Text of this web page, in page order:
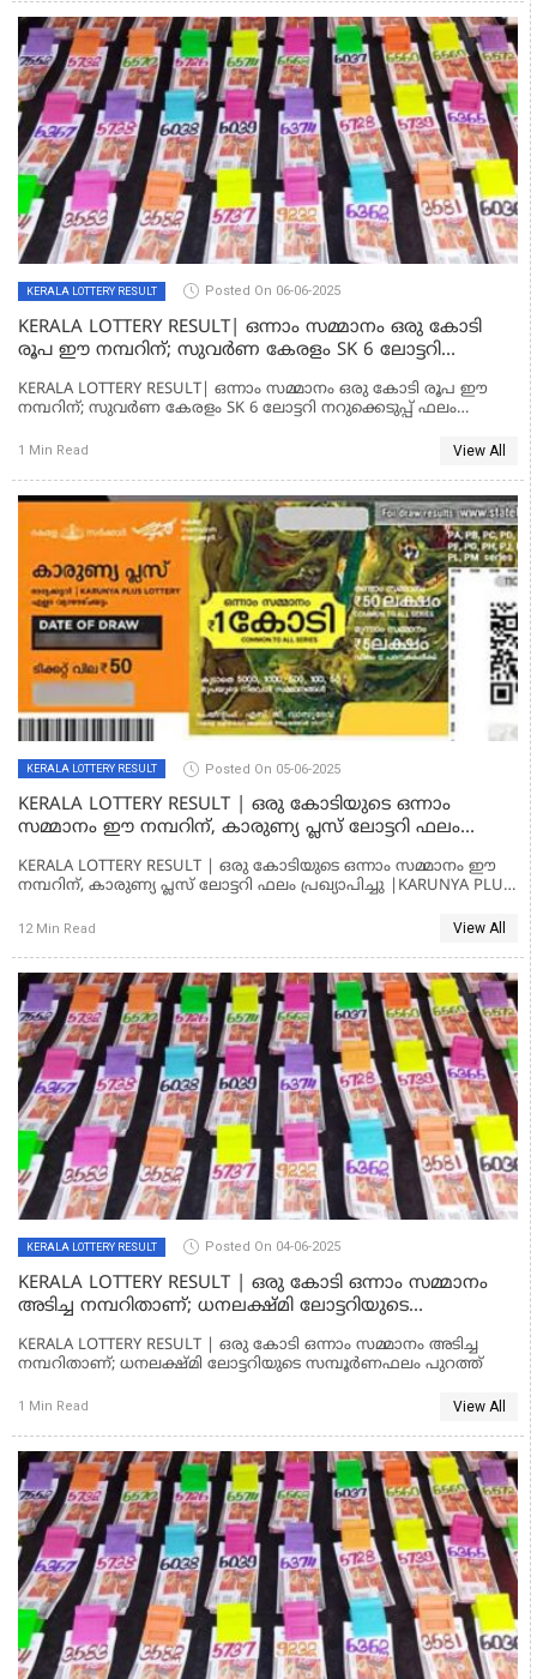
KERALA LOTTERY RESULT Posted On 06-06-2025
KERALA LOTTERY RESULT| ഒന്നാം സമ്മാനം ഒരു കോടി
രൂപ ഈ നമ്പറിന്; സുവർണ കേരളം SK 6 ലോട്ടറി
KERALA LOTTERY RESULT| ഒന്നാം സമ്മാനം ഒരു കോടി രൂപ ഈ
നമ്പറിന്; സുവർണ കേരളം SK 6 ലോട്ടറി നറുക്കെടുപ്പ് ഫലം
1 Min Read View All
KERALA LOTTERY RESULT Posted On 05-06-2025
KERALA LOTTERY RESULT | ഒരു കോടിയുടെ ഒന്നാം
സമ്മാനം ഈ നമ്പറിന്, കാരുണ്യ പ്ലസ് ലോട്ടറി ഫലം
KERALA LOTTERY RESULT | ഒരു കോടിയുടെ ഒന്നാം സമ്മാനം ഈ
നമ്പറിന്, കാരുണ്യ പ്ലസ് ലോട്ടറി ഫലം പ്രഖ്യാപിച്ചു |KARUNYA PLUS
12 Min Read View All
KERALA LOTTERY RESULT Posted On 04-06-2025
KERALA LOTTERY RESULT | ഒരു കോടി ഒന്നാം സമ്മാനം
അടിച്ച നമ്പറിതാണ്; ധനലക്ഷ്മി ലോട്ടറിയുടെ
KERALA LOTTERY RESULT | ഒരു കോടി ഒന്നാം സമ്മാനം അടിച്ച
നമ്പറിതാണ്; ധനലക്ഷ്മി ലോട്ടറിയുടെ സമ്പൂര്‍ണഫലം പുറത്ത്
1 Min Read View All